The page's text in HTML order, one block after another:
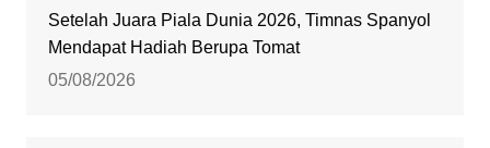
Setelah Juara Piala Dunia 2026, Timnas Spanyol
Mendapat Hadiah Berupa Tomat
05/08/2026